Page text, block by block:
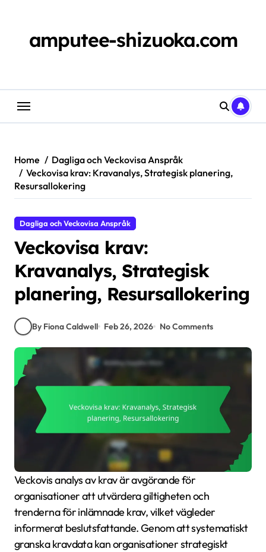
amputee-shizuoka.com
Home
Dagliga och Veckovisa Anspråk
Veckovisa krav: Kravanalys, Strategisk planering,
Resursallokering
Dagliga och Veckovisa Anspråk
Veckovisa krav:
Kravanalys, Strategisk
planering, Resursallokering
By Fiona Caldwell Feb 26, 2026 No Comments
Veckovis analys av krav är avgörande för
organisationer att utvärdera giltigheten och
trenderna för inlämnade krav, vilket vägleder
informerat beslutsfattande. Genom att systematiskt
granska kravdata kan organisationer strategiskt